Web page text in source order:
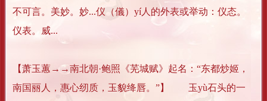
不可言。美妙。妙...仪（儀）yí人的外表或举动：仪态。
仪表。威...
【萧玉蕙→→南北朝·鲍照《芜城赋》起名：“东都炒姬，
南国丽人，惠心纫质，玉貌绛唇。”】 玉yù石头的一